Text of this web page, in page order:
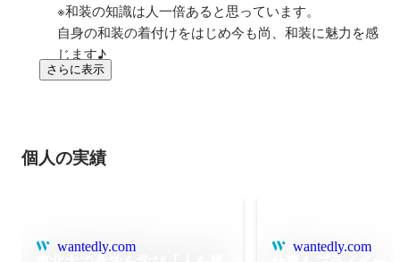
※和装の知識は人一倍あると思っています。
自身の和装の着付けをはじめ今も尚、和装に魅力を感
じます♪
さらに表示
個人の実績
wantedly.com wantedly.com